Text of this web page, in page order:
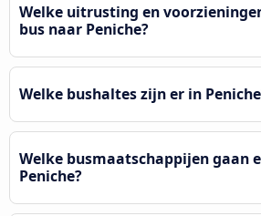
Welke uitrusting en
bus naar Peniche?
Welke bushaltes zijn er in
Welke busmaatschappijen gaan
Peniche?